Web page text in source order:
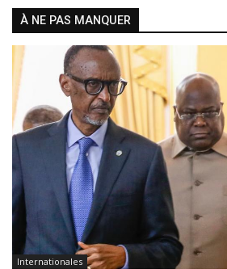
À NE PAS MANQUER
Internationales